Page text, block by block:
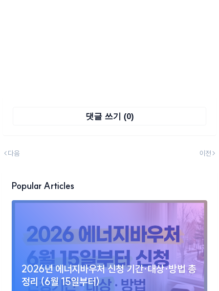
댓글 쓰기 (0)
다음 이전
Popular Articles
2026년 에너지바우처 신청 기간·대상·방법 총
정리 (6월 15일부터)